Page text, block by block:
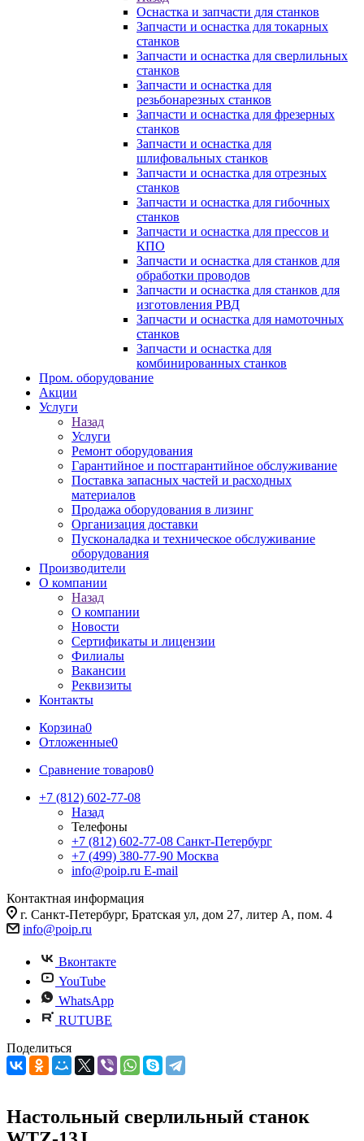
Оснастка и запчасти для станков
Запчасти и оснастка для токарных
станков
Запчасти и оснастка для сверлильных
станков
Запчасти и оснастка для
резьбонарезных станков
Запчасти и оснастка для фрезерных
станков
Запчасти и оснастка для
шлифовальных станков
Запчасти и оснастка для отрезных
станков
Запчасти и оснастка для гибочных
станков
Запчасти и оснастка для прессов и
КПО
Запчасти и оснастка для станков для
обработки проводов
Запчасти и оснастка для станков для
изготовления РВД
Запчасти и оснастка для намоточных
станков
Запчасти и оснастка для
комбинированных станков
Пром. оборудование
Акции
Услуги
Назад
Услуги
Ремонт оборудования
Гарантийное и постгарантийное обслуживание
Поставка запасных частей и расходных
материалов
Продажа оборудования в лизинг
Организация доставки
Пусконаладка и техническое обслуживание
оборудования
Производители
О компании
Назад
О компании
Новости
Сертификаты и лицензии
Филиалы
Вакансии
Реквизиты
Контакты
Корзина0
Отложенные0
Сравнение товаров0
+7 (812) 602-77-08
Назад
Телефоны
+7 (812) 602-77-08 Санкт-Петербург
+7 (499) 380-77-90 Москва
info@poip.ru E-mail
Контактная информация
г. Санкт-Петербург, Братская ул, дом 27, литер А, пом. 4
info@poip.ru
Вконтакте
YouTube
WhatsApp
RUTUBE
Поделиться
Настольный сверлильный станок